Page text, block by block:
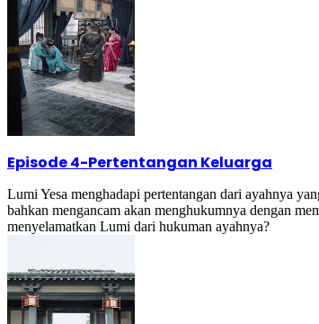
Episode 4-Pertentangan Keluarga
Lumi Yesa menghadapi pertentangan dari ayahnya
bahkan mengancam akan menghukumnya dengan
menyelamatkan Lumi dari hukuman ayahnya?